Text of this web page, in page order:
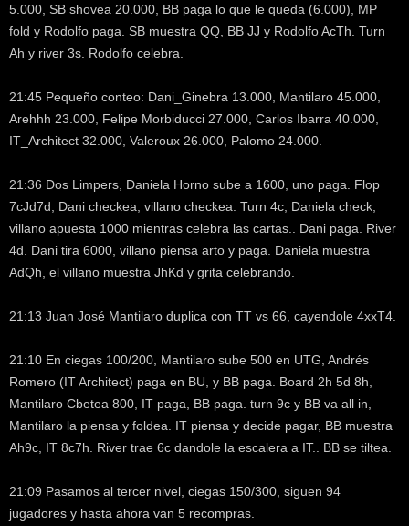
5.000, SB shovea 20.000, BB paga lo que le queda (6.000), MP
fold y Rodolfo paga. SB muestra QQ, BB JJ y Rodolfo AcTh. Turn
Ah y river 3s. Rodolfo celebra.
21:45 Pequeño conteo: Dani_Ginebra 13.000, Mantilaro 45.000,
Arehhh 23.000, Felipe Morbiducci 27.000, Carlos Ibarra 40.000,
IT_Architect 32.000, Valeroux 26.000, Palomo 24.000.
21:36 Dos Limpers, Daniela Horno sube a 1600, uno paga. Flop
7cJd7d, Dani checkea, villano checkea. Turn 4c, Daniela check,
villano apuesta 1000 mientras celebra las cartas.. Dani paga. River
4d. Dani tira 6000, villano piensa arto y paga. Daniela muestra
AdQh, el villano muestra JhKd y grita celebrando.
21:13 Juan José Mantilaro duplica con TT vs 66, cayendole 4xxT4.
21:10 En ciegas 100/200, Mantilaro sube 500 en UTG, Andrés
Romero (IT Architect) paga en BU, y BB paga. Board 2h 5d 8h,
Mantilaro Cbetea 800, IT paga, BB paga. turn 9c y BB va all in,
Mantilaro la piensa y foldea. IT piensa y decide pagar, BB muestra
Ah9c, IT 8c7h. River trae 6c dandole la escalera a IT.. BB se tiltea.
21:09 Pasamos al tercer nivel, ciegas 150/300, siguen 94
jugadores y hasta ahora van 5 recompras.